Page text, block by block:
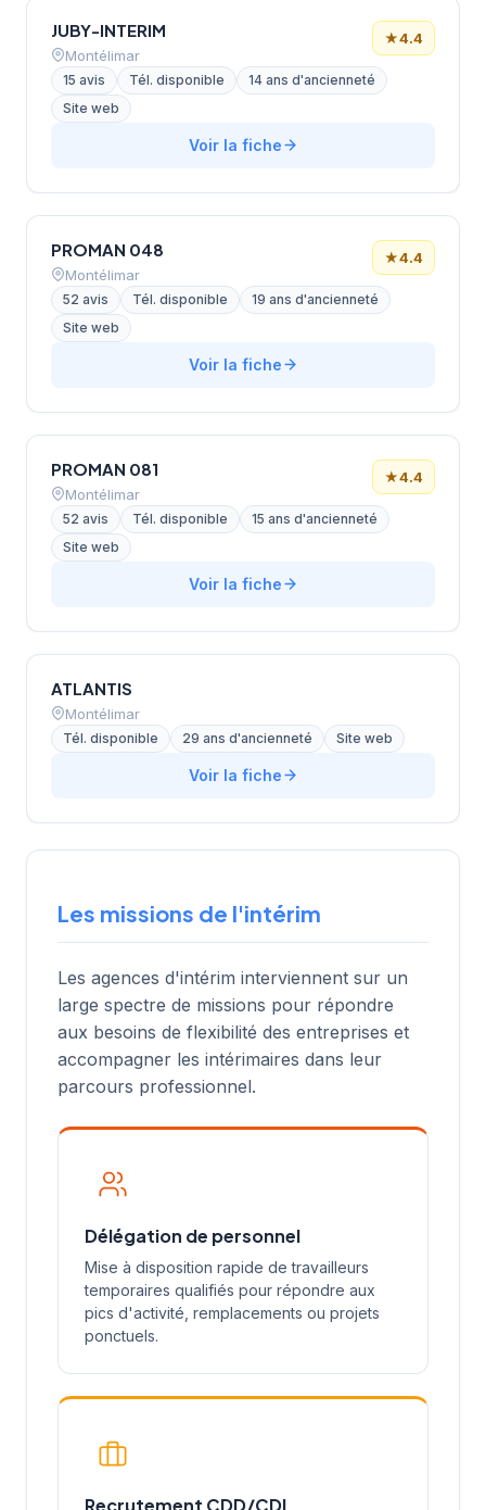
JUBY-INTERIM
Montélimar
★4.4
15 avis Tél. disponible
14 ans d'ancienneté
Site web
Voir la fiche
PROMAN 048
Montélimar
★4.4
52 avis Tél. disponible
19 ans d'ancienneté
Site web
Voir la fiche
PROMAN 081
Montélimar
★4.4
52 avis Tél. disponible
15 ans d'ancienneté
Site web
Voir la fiche
ATLANTIS
Montélimar
Tél. disponible 29 ans d'ancienneté Site web
Voir la fiche
Les missions de l'intérim
Les agences d'intérim interviennent sur un
large spectre de missions pour répondre
aux besoins de flexibilité des entreprises et
accompagner les intérimaires dans leur
parcours professionnel.
Délégation de personnel
Mise à disposition rapide de travailleurs
temporaires qualifiés pour répondre aux
pics d'activité, remplacements ou projets
ponctuels.
Recrutement CDD/CDI